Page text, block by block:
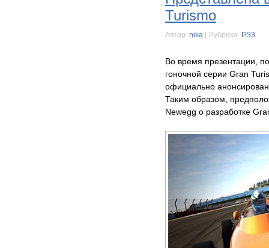
Turismo
Автор: nika Рубрики: PS3
Во время презентации,
гоночной серии Gran
официально
Таким образом,
Newegg о разработке